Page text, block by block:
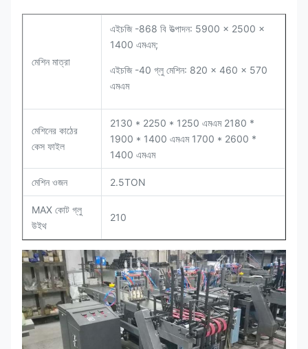
মেশিন মাত্রা
এইচজি -868 বি উত্পাদন: 5900 × 2500 ×
1400 এমএম;
এইচজি -40 গ্লু মেশিন: 820 × 460 × 570
এমএম
মেশিনের কাঠের
কেস ফাইল
2130 * 2250 * 1250 এমএম 2180 *
1900 * 1400 এমএম 1700 * 2600 *
1400 এমএম
মেশিন ওজন 2.5TON
MAX কোট গ্লু
উইথ
210